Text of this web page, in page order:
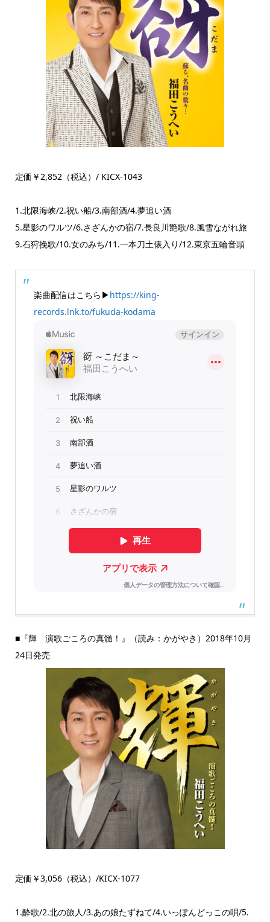
定価￥2,852（税込）/ KICX-1043
1.北限海峡/2.祝い船/3.南部酒/4.夢追い酒
5.星影のワルツ/6.さざんかの宿/7.長良川艶歌/8.風雪ながれ旅
9.石狩挽歌/10.女のみち/11.一本刀土俵入り/12.東京五輪音頭
楽曲配信はこちら▶ https://king-
records.lnk.to/fukuda-kodama
■『輝 演歌ごころの真髄！』（読み：かがやき）2018年10月
24日発売
定価￥3,056（税込）/KICX-1077
1.酔歌/2.北の旅人/3.あの娘たずねて/4.いっぽんどっこの唄/5.